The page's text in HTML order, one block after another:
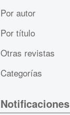
Por autor
Por título
Otras revistas
Categorías
Notificaciones